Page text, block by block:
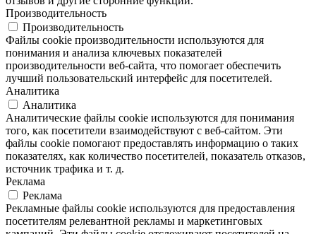
Производительность
Производительность
Файлы cookie производительности используются для
понимания и анализа ключевых показателей
производительности веб-сайта, что помогает обеспечить
лучший пользовательский интерфейс для посетителей.
Аналитика
Аналитика
Аналитические файлы cookie используются для понимания
того, как посетители взаимодействуют с веб-сайтом. Эти
файлы cookie помогают предоставлять информацию о таких
показателях, как количество посетителей, показатель отказов,
источник трафика и т. д.
Реклама
Реклама
Рекламные файлы cookie используются для предоставления
посетителям релевантной рекламы и маркетинговых